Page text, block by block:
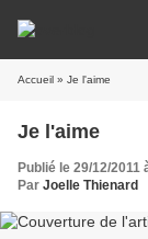
Accueil » Je l'aime
Je l'aime
Publié le 29/12/2011
Par Joelle Thienard